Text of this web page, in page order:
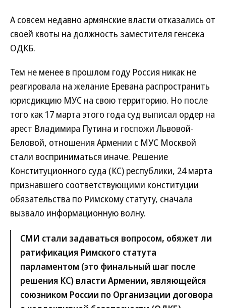
А совсем недавно армянские власти отказались от
своей квоты на должность заместителя генсека
ОДКБ.
Тем не менее в прошлом году Россия никак не
реагировала на желание Еревана распространить
юрисдикцию МУС на свою территорию. Но после
того как 17 марта этого года суд выписал ордер на
арест Владимира Путина и госпожи Львовой-
Беловой, отношения Армении с МУС Москвой
стали восприниматься иначе. Решение
Конституционного суда (КС) республики, 24 марта
признавшего соответствующими конституции
обязательства по Римскому статуту, сначала
вызвало информационную волну.
СМИ стали задаваться вопросом, обяжет ли
ратификация Римского статута
парламентом (это финальный шаг после
решения КС) власти Армении, являющейся
союзником России по Организации договора